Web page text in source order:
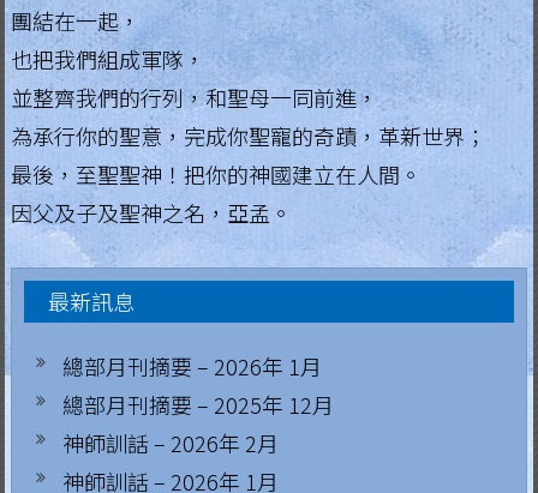
H
o
n
K
o
n
團結在一起，
也把我們組成軍隊，
並整齊我們的行列，和聖母一同前進，
為承行你的聖意，完成你聖寵的奇蹟，革新世界；
最後，至聖聖神！把你的神國建立在人間。
因父及子及聖神之名，亞孟。
最新訊息
總部月刊摘要 – 2026年 1月
總部月刊摘要 – 2025年 12月
神師訓話 – 2026年 2月
神師訓話 – 2026年 1月